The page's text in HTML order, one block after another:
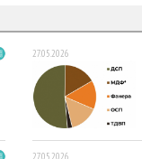
27.05.2026